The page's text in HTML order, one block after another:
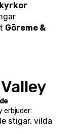
Göreme &
erbjuder:
stigar, vilda